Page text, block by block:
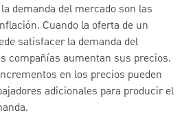
demanda del mercado son las
Cuando la oferta de un
satisfacer la demanda del
compañías aumentan sus precios.
en los precios pueden
adicionales para producir el